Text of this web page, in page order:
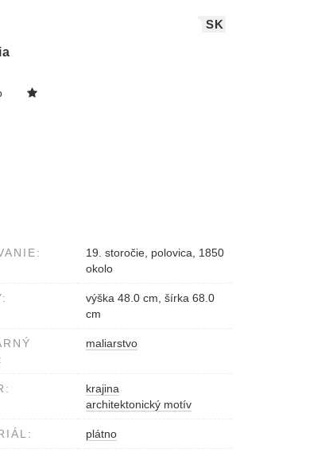
SK
19. storočie, polovica, 1850
okolo
výška 48.0 cm, šírka 68.0
cm
maliarstvo
krajina
architektonický motív
plátno